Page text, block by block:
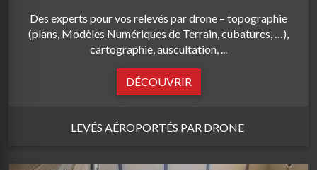
Des experts pour vos relevés par drone – topographie
(plans, Modèles Numériques de Terrain, cubatures, …),
cartographie, auscultation, ...
DÉCOUVRIR
LEVÉS AÉROPORTÉS PAR DRONE